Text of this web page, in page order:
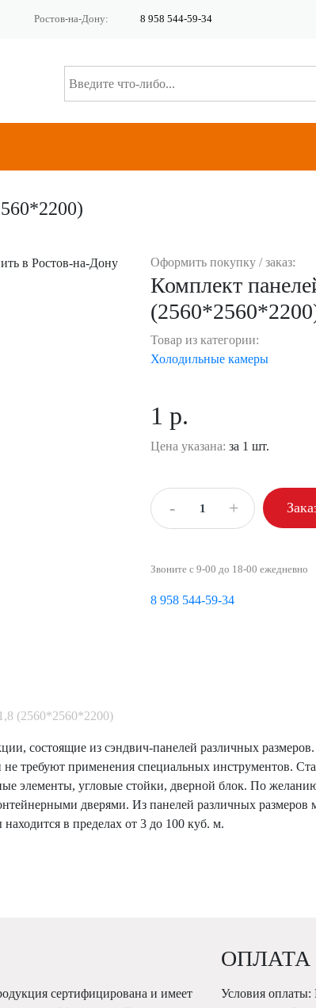
Ростов-на-Дону: 8 958 544-59-34
Оформить покупку / заказ:
Комплект
Товар из категории:
Холодильные камеры
1 р.
Цена указана: за 1 шт.
- +
Звоните с 9-00 до 18-00 ежедневно
8 958 544-59-34
(2560*2560*2200)
состоящие из сэндвич-панелей различных
требуют применения специальных инструментов.
элементы, угловые стойки, дверной блок. По
дверями. Из панелей различных размеров
в пределах от 3 до 100 куб. м.
сертифицирована и имеет
ОПЛАТА
Условия